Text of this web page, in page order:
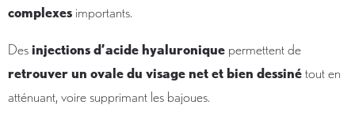
complexes importants.
Desinjections d’acide hyaluronique permettent de
retrouver un ovale du visage net et bien dessinétout en
atténuant, voire supprimant les bajoues.